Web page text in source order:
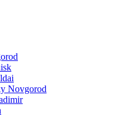
Novgorod